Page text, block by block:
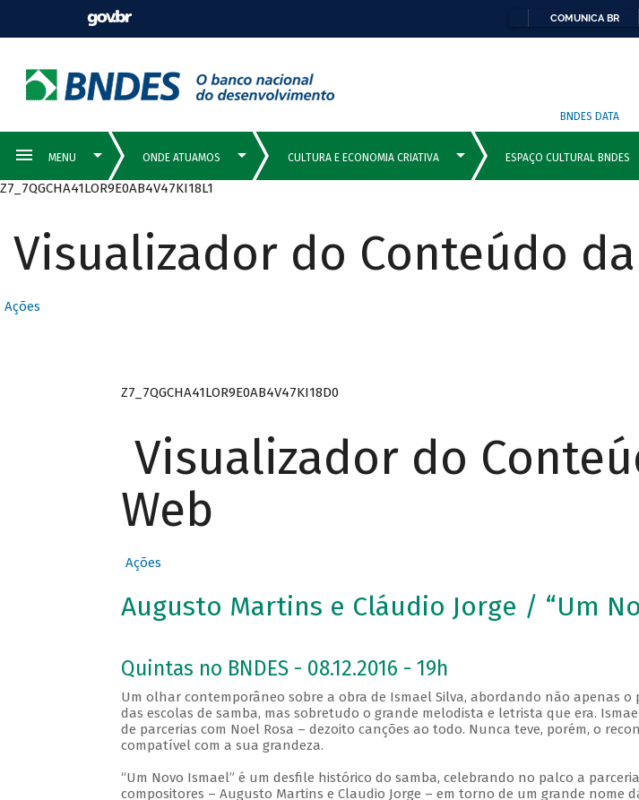
COMUNICA BR
BNDES DATA
Z7_7QGCHA41LOR9E0AB4V47KI18L1
Visualizador do Conteúdo
Ações
Z7_7QGCHA41LOR9E0AB4V47KI18D0
Visualizador do
Web
Ações
Augusto Martins e Cláudio Jorge / “Um
Quintas no BNDES - 08.12.2016 - 19h
Um olhar contemporâneo sobre a obra de Ismael Silva, abordando não apenas o
das escolas de samba, mas sobretudo o grande melodista e letrista que era.
de parcerias com Noel Rosa – dezoito canções ao todo. Nunca teve, porém, o
compatível com a sua grandeza.
“Um Novo Ismael” é um desfile histórico do samba, celebrando no palco a
compositores – Augusto Martins e Claudio Jorge – em torno de um grande nome